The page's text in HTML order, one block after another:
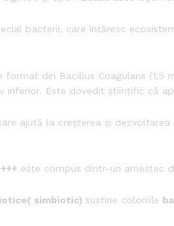
bacterii, care întăresc
format din Bacillus Coagulans (1,5
inferior. Este dovedit științific că
ajută la creșterea și
este compus dintr-un amestec
simbiotic) sustine coloniile